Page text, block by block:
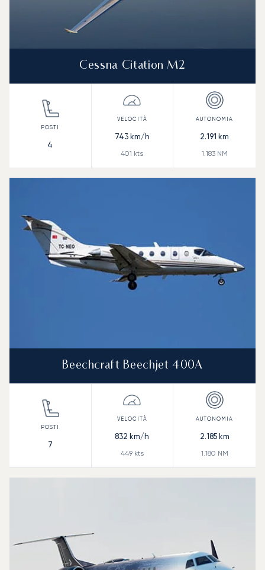
Cessna Citation M2
4
743km/h
401 kts
2.191 km
1.183NM
Beechcraft Beechjet 400A
7
832 km/h
449kts
2.185km
1.180 NM